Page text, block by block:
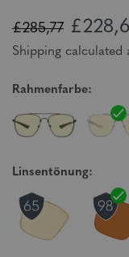
£285,77
Shipping calculated
Rahmenfarbe:
Linsentönung: